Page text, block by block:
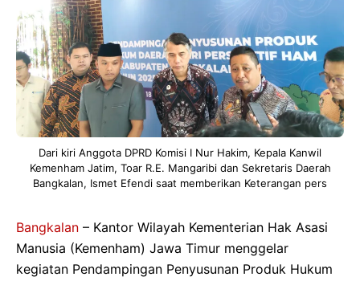
Dari kiri Anggota DPRD Komisi I Nur Hakim, Kepala Kanwil
Kemenham Jatim, Toar R.E. Mangaribi dan Sekretaris Daerah
Bangkalan, Ismet Efendi saat memberikan Keterangan pers
Bangkalan – Kantor Wilayah Kementerian Hak Asasi
Manusia (Kemenham) Jawa Timur menggelar
kegiatan Pendampingan Penyusunan Produk Hukum